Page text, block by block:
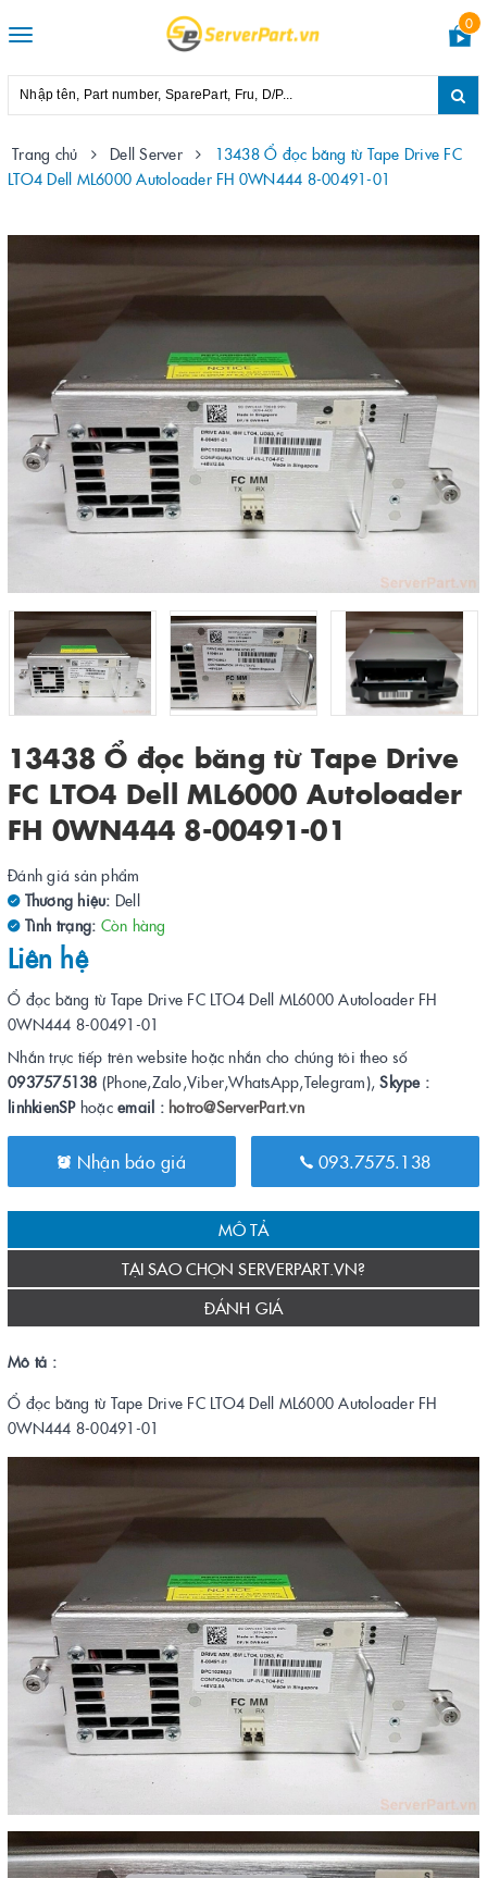
Toggle
0
Trang chủ Dell Server
13438 Ổ đọc băng từ Tape Drive FC
LTO4 Dell ML6000 Autoloader FH 0WN444 8-00491-01
13438 Ổ đọc băng từ Tape Drive
FC LTO4 Dell ML6000 Autoloader
FH 0WN444 8-00491-01
Đánh giá sản phẩm
Thương hiệu: Dell
Tình trạng: Còn hàng
Liên hệ
Ổ đọc băng từ Tape Drive FC LTO4 Dell ML6000 Autoloader FH
0WN444 8-00491-01
Nhắn trực tiếp trên website hoặc nhắn cho chúng tôi theo số
0937575138 (Phone,Zalo,Viber,WhatsApp,Telegram),Skype :
linhkienSPhoặc email : hotro@ServerPart.vn
Nhận báo giá 093.7575.138
MÔ TẢ
TẠI SAO CHỌN SERVERPART.VN?
ĐÁNH GIÁ
Mô tả :
Ổ đọc băng từ Tape Drive FC LTO4 Dell ML6000 Autoloader FH
0WN444 8-00491-01